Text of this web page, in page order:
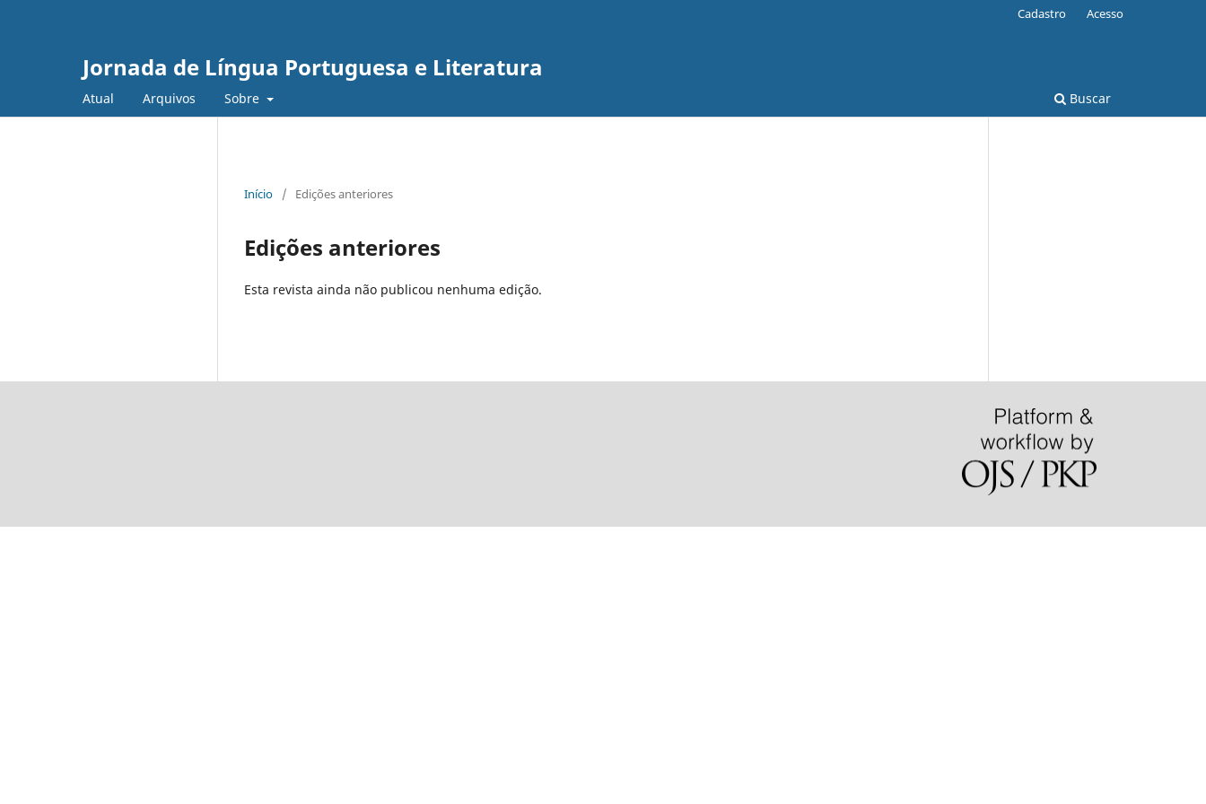
Jornada de Língua Portuguesa e Literatura
Atual Arquivos Sobre Buscar
Cadastro Acesso
Início / Edições anteriores
Edições anteriores
Esta revista ainda não publicou nenhuma edição.